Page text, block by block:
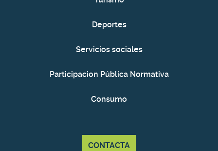
Deportes
Servicios sociales
Participacion Pública Normativa
Consumo
CONTACTA